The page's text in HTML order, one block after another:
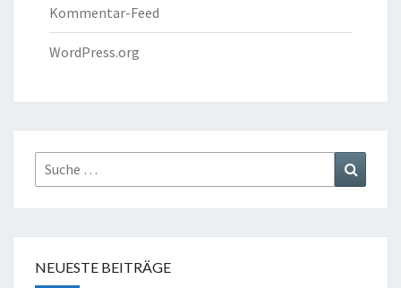
Kommentar-Feed
WordPress.org
Suche
nach:
NEUESTE BEITRÄGE